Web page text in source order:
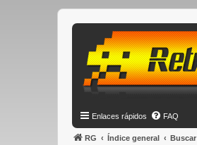
Enlaces rápidos FAQ
RG Índice general Buscar